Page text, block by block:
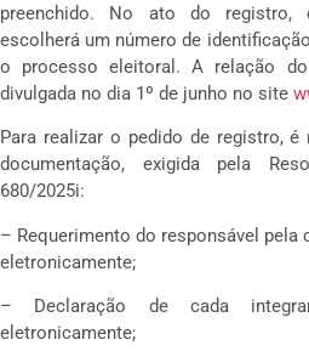
preenchido. No ato do registro,
escolherá um número de
o processo eleitoral. A relação
divulgada no dia 1º de junho no site
Para realizar o pedido de registro,
documentação, exigida pela
680/2025i:
– Requerimento do responsável pela
eletronicamente;
– Declaração de cada
eletronicamente;